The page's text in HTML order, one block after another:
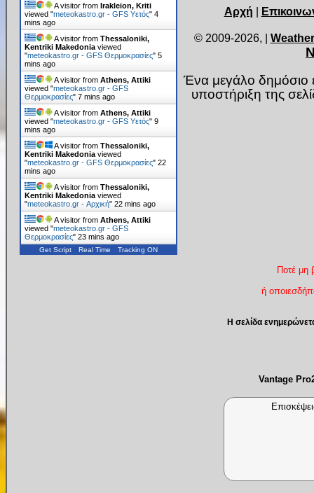
A visitor fromIrakleion, Kriti
viewed "meteokastro.gr - GFS Υετός"4
mins ago
A visitor fromThessaloniki,
Kentriki Makedonia viewed
"meteokastro.gr - GFS Θερμοκρασίες"5
mins ago
A visitor fromAthens, Attiki
viewed "meteokastro.gr - GFS
Θερμοκρασίες"7 mins ago
A visitor fromAthens, Attiki
viewed "meteokastro.gr - GFS Υετός"9
mins ago
A visitor fromThessaloniki,
Kentriki Makedonia viewed
"meteokastro.gr - GFS Θερμοκρασίες"22
mins ago
A visitor fromThessaloniki,
Kentriki Makedonia viewed
"meteokastro.gr - Αρχική"22 mins ago
A visitor fromAthens, Attiki
viewed "meteokastro.gr - GFS
Θερμοκρασίες"23 mins ago
Get Script Real Time Tracking ON
Αρχή |
© 2009-2026, |
Ένα μεγάλο δημόσιο
υποστήριξη της
Ποτέ μη
ή
Η σελίδα
Vantage